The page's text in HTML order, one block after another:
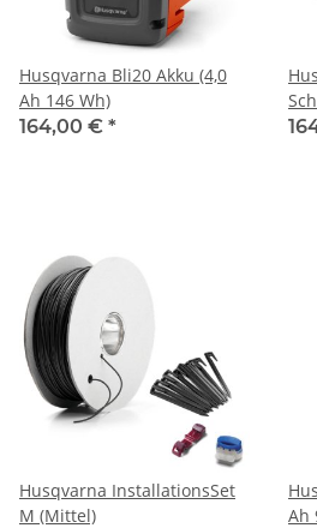
Husqvarna Bli20 Akku (4,0
Ah 146 Wh)
164,00 € *
Husqvarna InstallationsSet
M (Mittel)
Ah